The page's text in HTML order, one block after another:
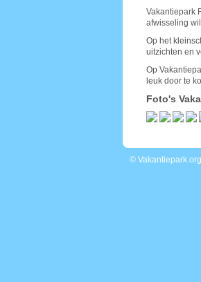
Vakantiepark
afwisseling
Op het
uitzichten en
Op
leuk door te
Foto's
© Vakantiepark.org